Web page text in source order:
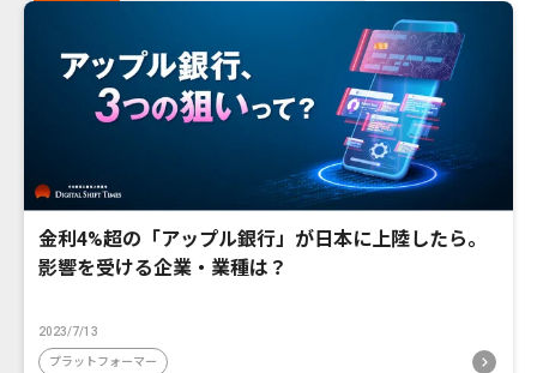
金利4%超の「アップル銀行」が日本に上陸したら。
影響を受ける企業・業種は？
2023/7/13
プラットフォーマー